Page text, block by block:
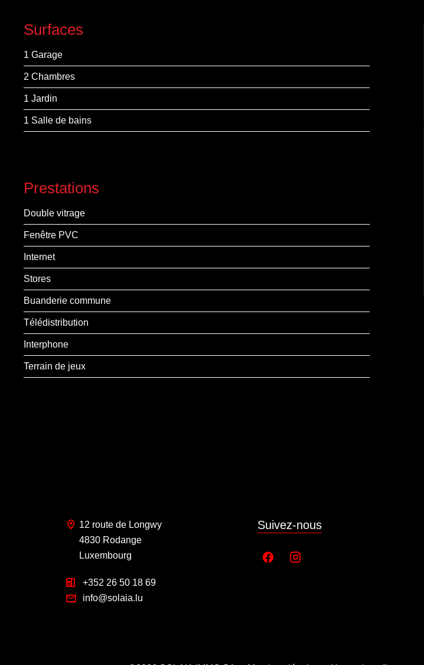
Surfaces
1 Garage
2 Chambres
1 Jardin
1 Salle de bains
Prestations
Double vitrage
Fenêtre PVC
Internet
Stores
Buanderie commune
Télédistribution
Interphone
Terrain de jeux
12 route de Longwy
4830 Rodange
Luxembourg
+352 26 50 18 69
info@solaia.lu
Suivez-nous